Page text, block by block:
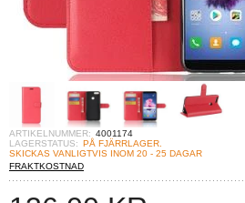
ARTIKELNUMMER: 4001174
LAGERSTATUS: PÅ FJÄRRLAGER.
SKICKAS VANLIGTVIS INOM 20 - 25 DAGAR
FRAKTKOSTNAD